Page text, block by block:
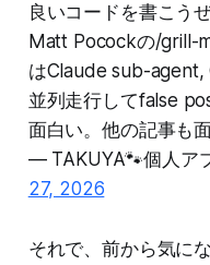
良いコードを書こう
Matt Pocockの/grill-
はClaude sub-
並列走行してfalse
面白い。他の記事も
— TAKUYA🐾個人ア
27, 2026
それで、前から気に